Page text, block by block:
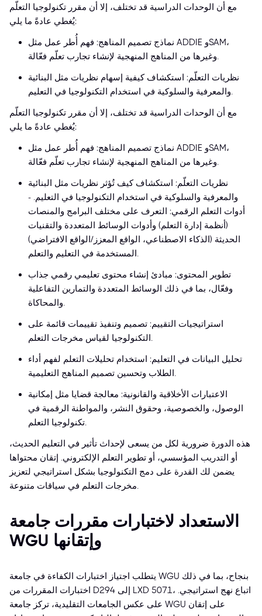
مع أن الوحدات الدراسية قد تختلف، إلا أن مقرر تكنولوجيا التعلّم
يُغطي عادةً ما يلي:
نماذج تصميم المناهج: فهم أُطر عمل مثل ADDIE وSAM،
وغيرها من المناهج المنهجية لإنشاء تجارب تعلّم فعّالة.
نظريات التعلّم: استكشاف كيفية إسهام نظريات مثل البنائية
والمعرفية والسلوكية في استخدام التكنولوجيا في التعليم.
مع أن الوحدات الدراسية قد تختلف، إلا أن مقرر تكنولوجيا التعلّم
يُغطي عادةً ما يلي:
نماذج تصميم المناهج: فهم أُطر عمل مثل ADDIE وSAM،
وغيرها من المناهج المنهجية لإنشاء تجارب تعلّم فعّالة.
نظريات التعلّم: استكشاف كيف تُؤثر نظريات مثل البنائية
والمعرفية والسلوكية في استخدام التكنولوجيا في التعليم. -
أدوات التعلم الرقمي: التعرف على مختلف البرامج والمنصات
(أنظمة إدارة التعلم) وأدوات الوسائط المتعددة والتقنيات
الحديثة (الذكاء الاصطناعي، الواقع المعزز/الواقع الافتراضي)
المستخدمة في التعليم والتعلم.
تطوير المحتوى: مبادئ إنشاء محتوى تعليمي رقمي جذاب
وفعّال، بما في ذلك الوسائط المتعددة والتمارين التفاعلية
والمحاكاة.
استراتيجيات التقييم: تصميم وتنفيذ تقييمات قائمة على
التكنولوجيا لقياس مخرجات التعلم.
تحليل البيانات في التعليم: استخدام تحليلات التعلم لفهم أداء
الطلاب وتحسين تصميم المناهج التعليمية.
الاعتبارات الأخلاقية والقانونية: معالجة قضايا مثل إمكانية
الوصول، والخصوصية، وحقوق النشر، والمواطنة الرقمية في
تكنولوجيا التعلم.
هذه الدورة ضرورية لكل من يسعى لإحداث تأثير في التعليم الحديث،
أو التدريب المؤسسي، أو تطوير التعلم الإلكتروني. إتقان محتواها
يضمن لك القدرة على دمج التكنولوجيا بشكل استراتيجي لتعزيز
مخرجات التعلم في سياقات متنوعة.
الاستعداد لاختبارات مقررات جامعة
WGU وإتقانها
يتطلب اجتياز اختبارات الكفاءة في جامعة WGU بنجاح، بما في ذلك
اختبارات المقررات من D294 إلى LXD 5071، اتباع نهج استراتيجي.
على عكس الجامعات التقليدية، تركز جامعة WGU على إتقان